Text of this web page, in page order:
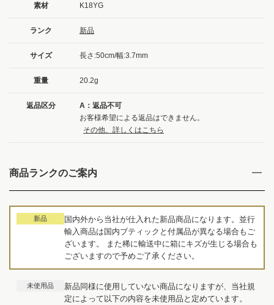
素材 K18YG
ランク 新品
サイズ 長さ:50cm/幅:3.7mm
重量 20.2g
返品区分
A：返品不可
お客様希望による返品はできません。
その他、詳しくはこちら
商品ランクのご案内
新品
国内外から当社が仕入れた新品商品になります。並行
輸入商品は国内ブティックと付属品が異なる場合もご
ざいます。 また稀に輸送中に箱にキズが生じる場合も
ございますので予めご了承ください。
未使用品
新品同様に使用していない商品になりますが、当社規
定によって以下の内容を未使用品と定めています。